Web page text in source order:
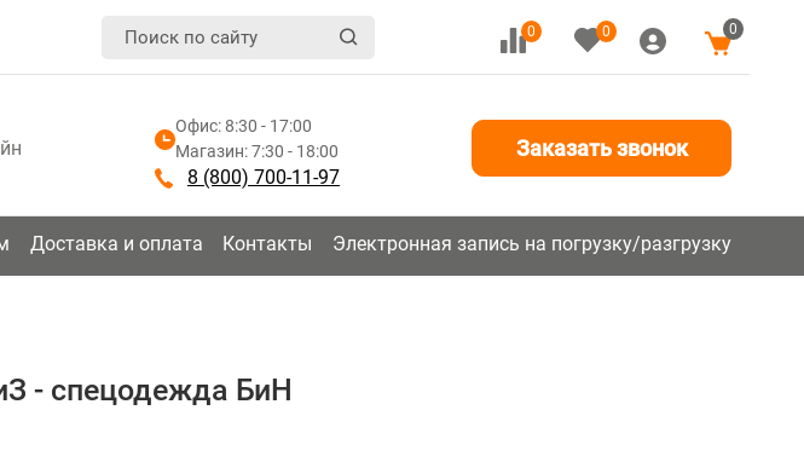
0 0 0
Офис: 8:30 - 17:00
Магазин: 7:30 - 18:00
8 (800) 700-11-97
Заказать звонок
Доставка и оплата Контакты Электронная запись на погрузку/разгрузку
- спецодежда БиН